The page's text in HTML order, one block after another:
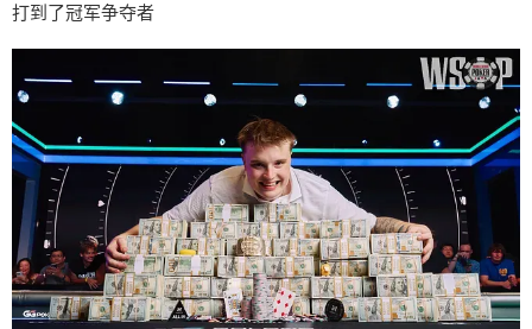
打到了冠军争夺者